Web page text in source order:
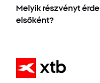
Melyik részvényt
elsőként?